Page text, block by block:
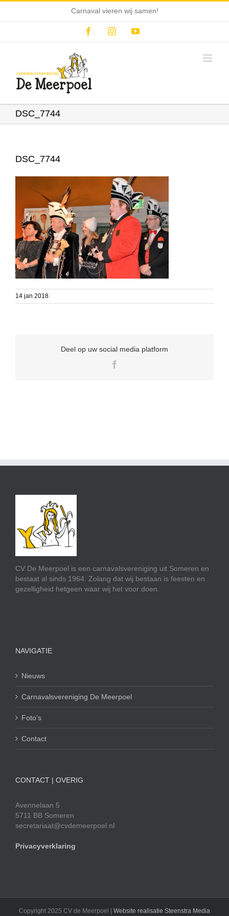
Carnaval vieren wij samen!
FacebookInstagramYouTube
DSC_7744
DSC_7744
14 jan 2018
Deel op uw social media platform
CV De Meerpoel is een carnavalsvereniging uit Someren en
bestaat al sinds 1964. Zolang dat wij bestaan is feesten en
gezelligheid hetgeen waar wij het voor doen.
NAVIGATIE
Nieuws
Carnavalsvereniging De Meerpoel
Foto’s
Contact
CONTACT | OVERIG
Avennelaan 5
5711 BB Someren
secretariaat@cvdemeerpoel.nl
Privacyverklaring
Copyright 2025 CV de Meerpoel | Website realisatie Steenstra Media